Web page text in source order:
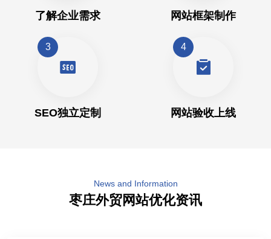
了解企业需求 网站框架制作
3
SEO独立定制
4
网站验收上线
News and Information
枣庄外贸网站优化资讯